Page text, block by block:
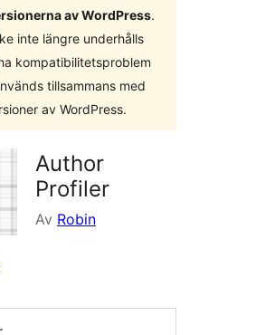
av WordPress.
inte längre underhålls
kompatibilitetsproblem
tillsammans med
av WordPress.
Author
Profiler
Av Robin